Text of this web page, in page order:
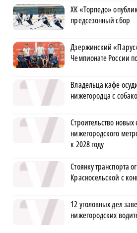
ХК «Торпедо»
предсезонный сбор
Дзержинский
Чемпионате России
Владельца кафе
нижегородца с
Строительство новых
нижегородского
к 2028 году
Стоянку транспорта
Красносельской с
12 уголовных дел
нижегородских